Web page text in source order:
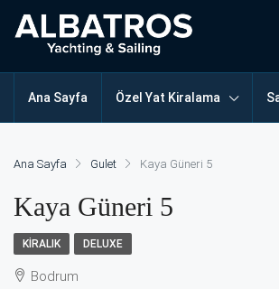
Ana Sayfa Özel Yat Kiralama
Ana Sayfa Gulet Kaya Güneri 5
Kaya Güneri 5
KIRALIK DELUXE
Bodrum